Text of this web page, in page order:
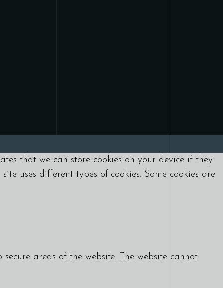
that we can store cookies on your device if they
uses different types of cookies. Some cookies are
areas of the website. The website cannot